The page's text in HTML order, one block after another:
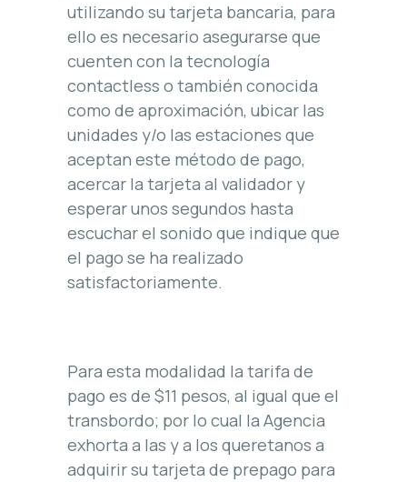
utilizando su tarjeta bancaria, para
ello es necesario asegurarse que
cuenten con la tecnología
contactless o también conocida
como de aproximación, ubicar las
unidades y/o las estaciones que
aceptan este método de pago,
acercar la tarjeta al validador y
esperar unos segundos hasta
escuchar el sonido que indique que
el pago se ha realizado
satisfactoriamente.
Para esta modalidad la tarifa de
pago es de $11 pesos, al igual que el
transbordo; por lo cual la Agencia
exhorta a las y a los queretanos a
adquirir su tarjeta de prepago para